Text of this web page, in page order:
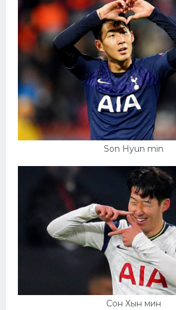
Son Hyun min
Сон Хын мин